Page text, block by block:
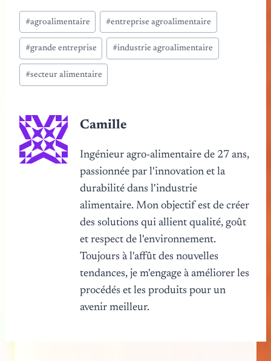
Étiquettes
de
la
publication :
#agroalimentaire #entreprise agroalimentaire
#grande entreprise #industrie agroalimentaire
#secteur alimentaire
Camille
Ingénieur agro-alimentaire de 27 ans,
passionnée par l'innovation et la
durabilité dans l'industrie
alimentaire. Mon objectif est de créer
des solutions qui allient qualité, goût
et respect de l'environnement.
Toujours à l'affût des nouvelles
tendances, je m'engage à améliorer les
procédés et les produits pour un
avenir meilleur.